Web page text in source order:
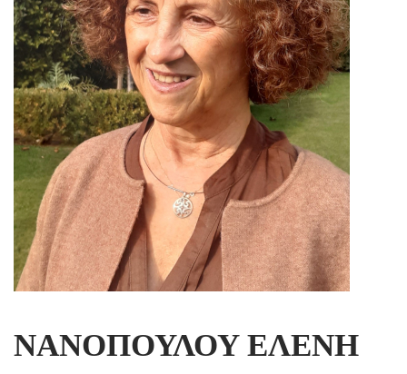
ΝΑΝΟΠΟΥΛΟΥ ΕΛΕΝΗ